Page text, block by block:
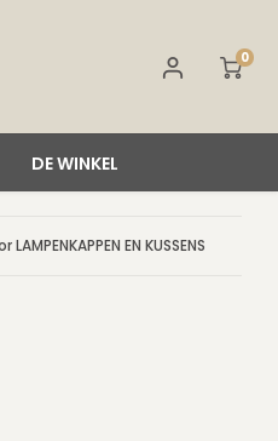
0
DE WINKEL
EN KUSSENS